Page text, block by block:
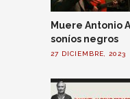
Muere Antonio
soníos negros
27 DICIEMBRE, 2023